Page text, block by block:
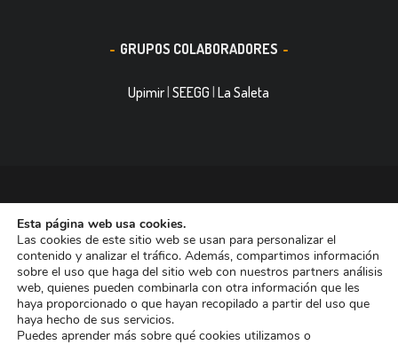
GRUPOS COLABORADORES
Upimir |SEEGG |La Saleta
© 2016, Smith&Nephew, S.A. es un negocio mundial de
tecnología médica dedicada a mejorar la vida de las personas.
Nuestras divisiones de negocio ocupan las primeras posiciones
entre las empresas dedicadas a Reconstrucción Ortopédica,
Curación de heridas Medicina del Deporte y Trauma. Tiene casi
11.000 trabajadores en todo el mundo y está presente en más de
Esta página web usa cookies.
Las cookies de este sitio web se usan para personalizar el
contenido y analizar el tráfico. Además, compartimos información
sobre el uso que haga del sitio web con nuestros partners análisis
web, quienes pueden combinarla con otra información que les
haya proporcionado o que hayan recopilado a partir del uso que
haya hecho de sus servicios.
Puedes aprender más sobre qué cookies utilizamos o